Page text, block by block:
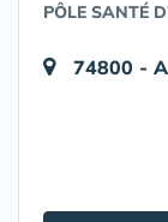
PÔLE SANTÉ
74800 -